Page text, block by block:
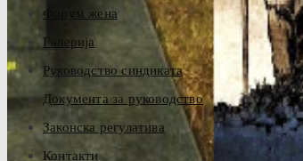
Форум жена
Галерија
Руководство синдиката
Документа за руководство
Законска регулатива
Контакти